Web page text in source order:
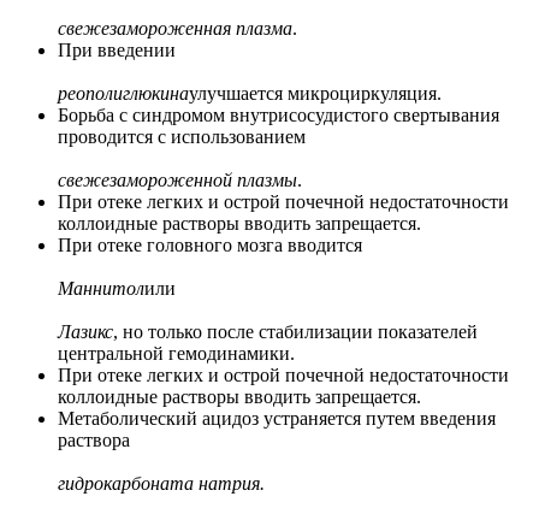
свежезамороженная плазма.
При введении
реополиглюкинаулучшается микроциркуляция.
Борьба с синдромом внутрисосудистого свертывания
проводится с использованием
свежезамороженной плазмы.
При отеке легких и острой почечной недостаточности
коллоидные растворы вводить запрещается.
При отеке головного мозга вводится
Маннитолили
Лазикс, но только после стабилизации показателей
центральной гемодинамики.
При отеке легких и острой почечной недостаточности
коллоидные растворы вводить запрещается.
Метаболический ацидоз устраняется путем введения
раствора
гидрокарбоната натрия.